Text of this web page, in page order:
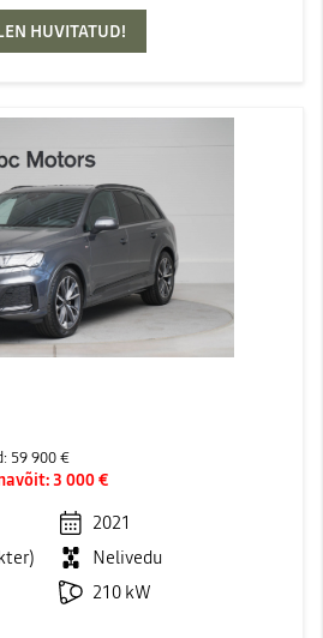
HUVITATUD!
59 900 €
3 000 €
2021
Nelivedu
210 kW